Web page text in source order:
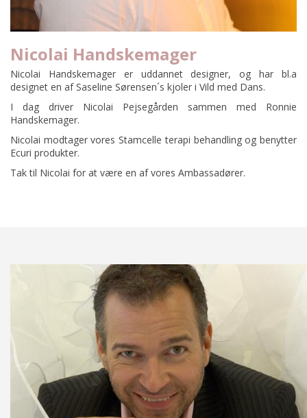
Nicolai Handskemager
Nicolai Handskemager er uddannet designer, og har bl.a
designet en af Saseline Sørensen´s kjoler i Vild med Dans.
I dag driver Nicolai Pejsegården sammen med Ronnie
Handskemager.
Nicolai modtager vores Stamcelle terapi behandling og benytter
Ecuri produkter.
Tak til Nicolai for at være en af vores Ambassadører.